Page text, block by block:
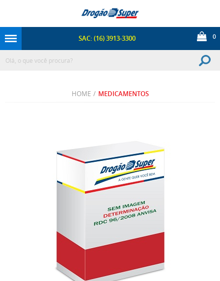
SAC: (16) 3913-3300 0
HOME / MEDICAMENTOS